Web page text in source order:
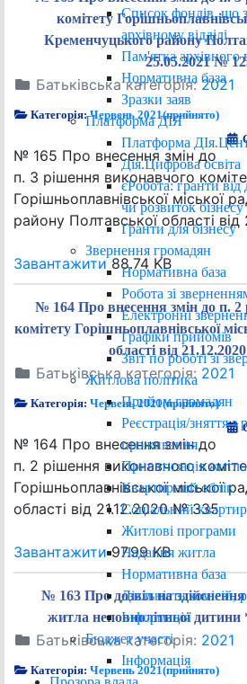
Список фондів, що
архівному відділі
Пам'ятка архівного
Нормативна база
Зразки заяв
Платформа ДІЯ
Платформа
Дія.Цифрова освіта
єРобота: гранти
чи розвиток бізнесу
Гранти для бізнесу
Звернення громадян
Нормативна база
Робота зі
Електронні
Графіки прийомів
Звіт по роботі зі
Житлова політика
Прийом громадян
Реєстрація/зняття з
проживання
Приватизація
Квартирний облік
Соціальний
Житлові програми
Надання житла
Нормативна база
Діяльність комісій,
Інформація
Бюджет участі
Інформація
комітету
Кременчуцького району
25.05.2021 №
Батьківська категорія: 2021
Категорія:Червень 2021(прийнято)
№ 165 Про внесення змін до
п. 3 рішення виконавчого
Горішньоплавнівської міської
району Полтавської області
Завантажити88.74 KB
№ 164 Про внесення змін до п. 2
комітету Горішньоплавнівської
області від
Батьківська категорія: 2021
Категорія:Червень 2021(прийнято)
№ 164 Про внесення змін до
п. 2 рішення виконавчого
Горішньоплавнівської міської
області від 21.12.2020 № 335
Завантажити97.99 KB
№ 163 Про дозвіл на
житла неповнолітньої
Батьківська категорія: 2021
Категорія:Червень 2021(прийнято)